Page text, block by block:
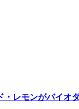
・レモンがバイオ